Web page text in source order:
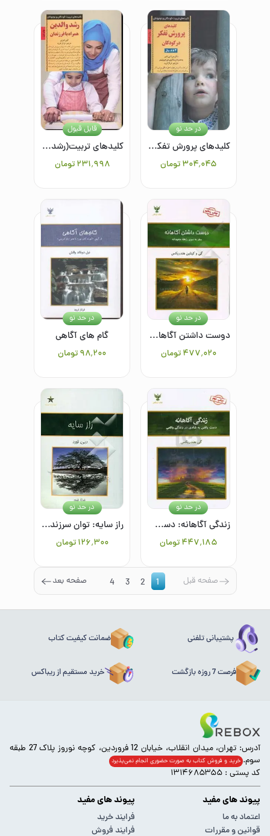
کلیدهای پرورش تفکر در کودکان و نوجوانان
۳۰۴٬۰۴۵ تومان
در حد نو
کلیدهای تربیت(رشد والدین همراه با فرزندان)
۲۳۱٬۹۹۸ تومان
قابل قبول
دوست‌ داشتن آگاهانه: سفر به سوی رابطه متعهدانه
۴۷۷٬۰۲۰ تومان
در حد نو
گام های آگاهی
۹۸٬۲۰۰تومان
در حد نو
زندگی آگاهانه: دست یافتن به شادی در زندگی واقعی
۴۴۷٬۱۸۵تومان
در حد نو
راز سایه: توان سرزندگی با تعبیری نو از داستان زندگی
۱۲۶٬۳۰۰ تومان
در حد نو
صفحه قبل 1
2
3
4 صفحه بعد
پشتیبانی تلفنی ضمانت کیفیت کتاب
فرصت 7 روزه بازگشت خرید مستقیم از ریباکس
آدرس: تهران، میدان انقلاب، خیابان 12 فروردین، کوچه نوروز پلاک 27 طبقه
سوم. خرید و فروش کتاب به صورت حضوری انجام‌ نمی‌پذیرد
کد پستی : ۱۳۱۴۶۸۵۳۵۵
پیوند های مفید
اعتماد به ما
قوانین و مقررات
پیوند های مفید
فرایند خرید
فرایند فروش